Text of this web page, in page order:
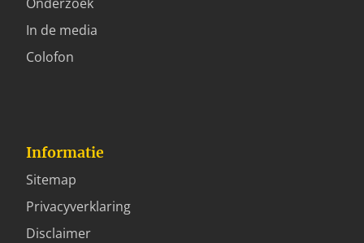
In de media
Colofon
Informatie
Sitemap
Privacyverklaring
Disclaimer